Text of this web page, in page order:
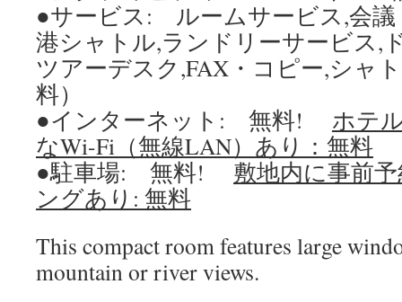
●サービス: ルームサービス,会議
港シャトル,ランドリーサービス,
ツアーデスク,FAX・コピー,シャ
料）
●インターネット: 無料! ホテ
なWi-Fi（無線LAN）あり：無料
●駐車場: 無料! 敷地内に事前
ングあり: 無料
This compact room features large
mountain or river views.